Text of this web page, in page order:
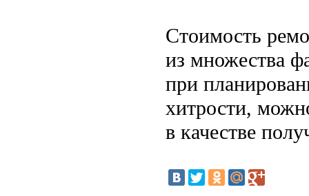
Стоимость
из множества
при
хитрости,
в качестве